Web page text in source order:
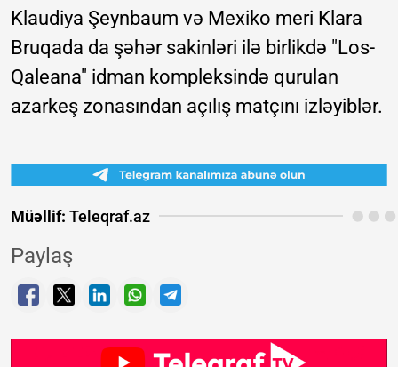
Klaudiya Şeynbaum və Mexiko meri Klara
Bruqada da şəhər sakinləri ilə birlikdə "Los-
Qaleana" idman kompleksində qurulan
azarkeş zonasından açılış matçını izləyiblər.
Müəllif: Teleqraf.az
Paylaş